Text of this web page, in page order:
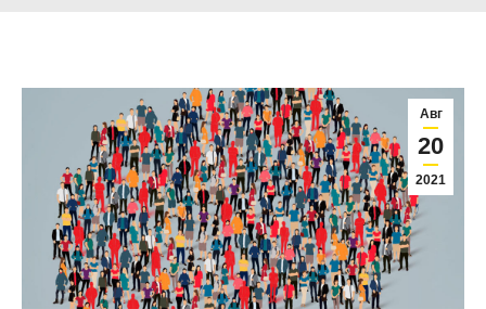
Авг
20
2021